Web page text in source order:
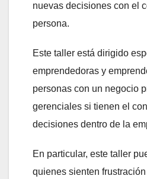
nuevas decisiones con el
persona.
Este taller está dirigido
emprendedoras y
personas con un negocio
gerenciales si tienen el
decisiones dentro de la
En particular, este taller
quienes sienten